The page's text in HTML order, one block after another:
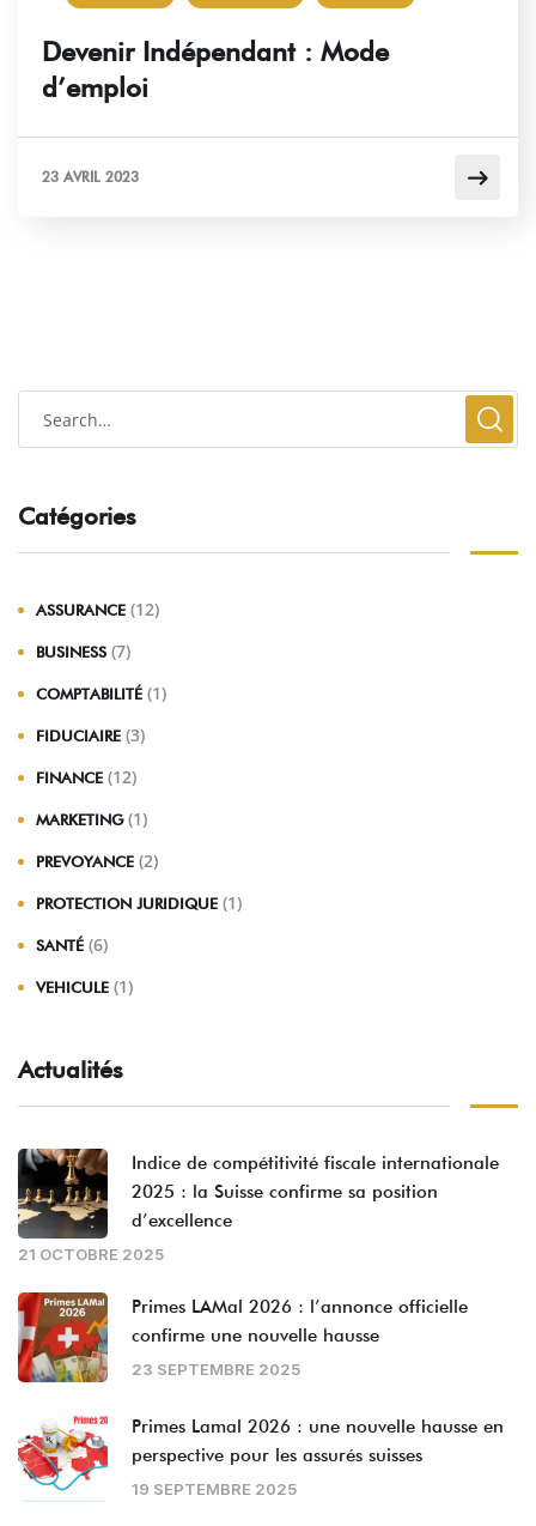
Devenir Indépendant : Mode
d’emploi
23 AVRIL 2023
Catégories
ASSURANCE (12)
BUSINESS (7)
COMPTABILITÉ (1)
FIDUCIAIRE (3)
FINANCE (12)
MARKETING (1)
PREVOYANCE (2)
PROTECTION JURIDIQUE (1)
SANTÉ (6)
VEHICULE (1)
Actualités
Indice de compétitivité fiscale internationale
2025 : la Suisse confirme sa position
d’excellence
21 OCTOBRE 2025
Primes LAMal 2026 : l’annonce officielle
confirme une nouvelle hausse
23 SEPTEMBRE 2025
Primes Lamal 2026 : une nouvelle hausse en
perspective pour les assurés suisses
19 SEPTEMBRE 2025